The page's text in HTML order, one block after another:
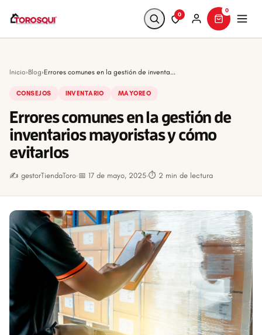
0
0
Inicio›Blog›Errores comunes en la gestión de inventa...
CONSEJOS INVENTARIO MAYOREO
Errores comunes en la gestión de
inventarios mayoristas y cómo
evitarlos
✍️ gestorTiendaToro·📅 17 de mayo, 2025·⏱ 2 min de lectura